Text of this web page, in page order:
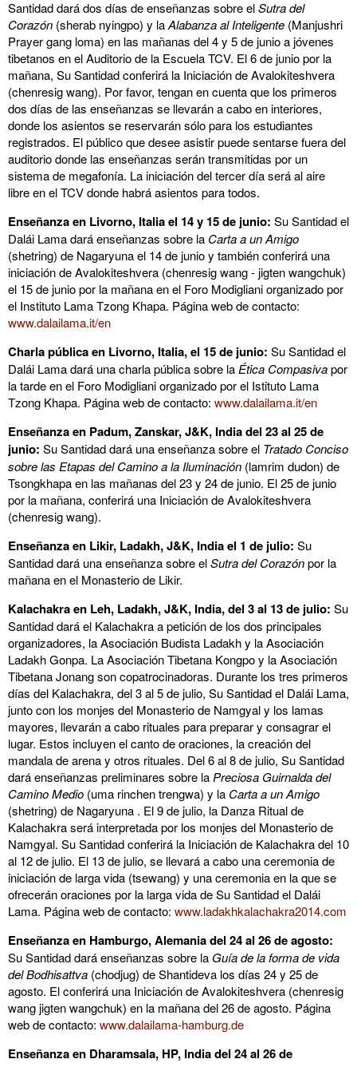
Santidad dará dos días de enseñanzas sobre elSutra del
Corazón (sherab nyingpo) y laAlabanza al Inteligente (Manjushri
Prayer gang loma) en las mañanas del 4 y 5 de junio a jóvenes
tibetanos en el Auditorio de la Escuela TCV. El 6 de junio por la
mañana, Su Santidad conferirá la Iniciación de Avalokiteshvera
(chenresig wang). Por favor, tengan en cuenta que los primeros
dos días de las enseñanzas se llevarán a cabo en interiores,
donde los asientos se reservarán sólo para los estudiantes
registrados. El público que desee asistir puede sentarse fuera del
auditorio donde las enseñanzas serán transmitidas por un
sistema de megafonía. La iniciación del tercer día será al aire
libre en el TCV donde habrá asientos para todos.
Enseñanza en Livorno, Italia el 14 y 15 de junio: Su Santidad el
Dalái Lama dará enseñanzas sobre la Carta a un Amigo
(shetring) de Nagaryuna el 14 de junio y también conferirá una
iniciación de Avalokiteshvera (chenresig wang - jigten wangchuk)
el 15 de junio por la mañana en el Foro Modigliani organizado por
el Instituto Lama Tzong Khapa. Página web de contacto:
www.dalailama.it/en
Charla pública en Livorno, Italia, el 15 de junio: Su Santidad el
Dalái Lama dará una charla pública sobre la Ética Compasivapor
la tarde en el Foro Modigliani organizado por el Istituto Lama
Tzong Khapa. Página web de contacto: www.dalailama.it/en
Enseñanza en Padum, Zanskar, J&K, India del 23 al 25 de
junio: Su Santidad dará una enseñanza sobre el Tratado Conciso
sobre las Etapas del Camino a la Iluminación (lamrim dudon) de
Tsongkhapa en las mañanas del 23 y 24 de junio. El 25 de junio
por la mañana, conferirá una Iniciación de Avalokiteshvera
(chenresig wang).
Enseñanza en Likir, Ladakh, J&K, India el 1 de julio: Su
Santidad dará una enseñanza sobre elSutra del Corazónpor la
mañana en el Monasterio de Likir.
Kalachakra en Leh, Ladakh, J&K, India, del 3 al 13 de julio: Su
Santidad dará el Kalachakra a petición de los dos principales
organizadores, la Asociación Budista Ladakh y la Asociación
Ladakh Gonpa. La Asociación Tibetana Kongpo y la Asociación
Tibetana Jonang son copatrocinadoras. Durante los tres primeros
días del Kalachakra, del 3 al 5 de julio, Su Santidad el Dalái Lama,
junto con los monjes del Monasterio de Namgyal y los lamas
mayores, llevarán a cabo rituales para preparar y consagrar el
lugar. Estos incluyen el canto de oraciones, la creación del
mandala de arena y otros rituales. Del 6 al 8 de julio, Su Santidad
dará enseñanzas preliminares sobre la Preciosa Guirnalda del
Camino Medio (uma rinchen trengwa) y la Carta a un Amigo
(shetring) de Nagaryuna . El 9 de julio, la Danza Ritual de
Kalachakra será interpretada por los monjes del Monasterio de
Namgyal. Su Santidad conferirá la Iniciación de Kalachakra del 10
al 12 de julio. El 13 de julio, se llevará a cabo una ceremonia de
iniciación de larga vida (tsewang) y una ceremonia en la que se
ofrecerán oraciones por la larga vida de Su Santidad el Dalái
Lama. Página web de contacto: www.ladakhkalachakra2014.com
Enseñanza en Hamburgo, Alemania del 24 al 26 de agosto:
Su Santidad dará enseñanzas sobre la Guía de la forma de vida
del Bodhisattva (chodjug) de Shantideva los días 24 y 25 de
agosto. El conferirá una Iniciación de Avalokiteshvera (chenresig
wang jigten wangchuk) en la mañana del 26 de agosto. Página
web de contacto: www.dalailama-hamburg.de
Enseñanza en Dharamsala, HP, India del 24 al 26 de